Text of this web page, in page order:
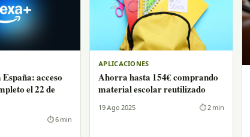
acceso
el 22 de
⏱ 6 min
APLICACIONES
Ahorra hasta 154€ comprando
material escolar reutilizado
19 Ago 2025 ⏱ 2 min